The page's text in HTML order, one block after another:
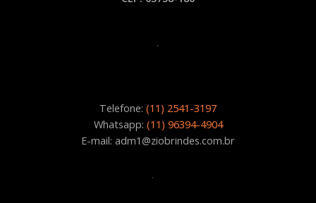
.
Telefone: (11) 2541-3197
Whatsapp: (11) 96394-4904
E-mail: adm1@ziobrindes.com.br
.